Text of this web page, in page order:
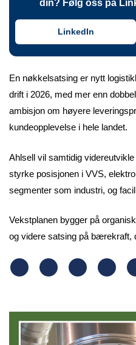
din? Følg oss på
LinkedIn
En nøkkelsatsing er nytt
drift i 2026, med mer enn
ambisjon om høyere
kundeopplevelse i hele landet.
Ahlsell vil samtidig
styrke posisjonen i VVS,
segmenter som industri, og
Vekstplanen bygger på
og videre satsing på bærekraft,